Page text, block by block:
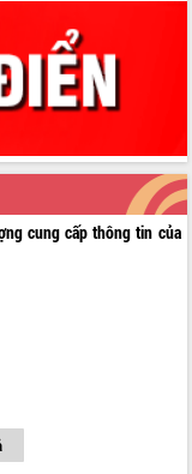
cung cấp thông tin của